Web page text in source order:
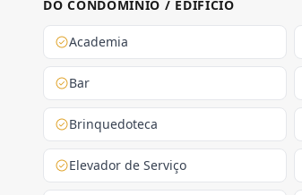
DO CONDOMINIO / EDIFICIO
Academia
Bar
Brinquedoteca
Elevador de Serviço